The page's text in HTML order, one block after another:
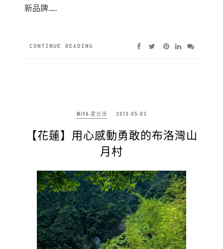
新品牌……
CONTINUE READING
MIYA-愛台灣 2013-05-03
【花蓮】用心感動勇敢的布洛灣山
月村